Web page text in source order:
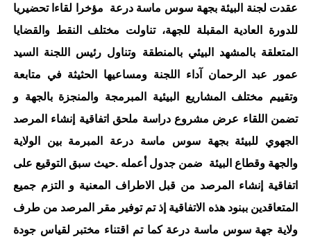
عقدت لجنة البيئة بجهة سوس ماسة درعة مؤخرا لقاءا تحضيريا
للدورة العادية المقبلة للجهة، تناولت مختلف النقط والقضايا
المتعلقة بالمشهد البيئي بالمنطقة وتناول رئيس اللجنة السيد
عمور عبد الرحمان آداء اللجنة ومساعيها الحثيثة في متابعة
وتقييم مختلف المشاريع البيئية المبرمجة والمنجزة بالجهة و
تضمن اللقاء عرض مشروع دراسة ملحق اتفاقية إنشاء المرصد
الجهوي للبيئة بجهة سوس ماسة درعة المبرمة بين الولاية
والجهة وقطاع البيئة ضمن جدول أعمله .حيث سبق التوقيع على
اتفاقية إنشاء المرصد من قبل الاطراف المعنية و التزم جميع
المتعاقدين ببنود هذه الاتفاقية إذ تم توفير مقر المرصد من طرف
ولاية جهة سوس ماسة درعة كما تم اقتناء مختبر لقياس جودة